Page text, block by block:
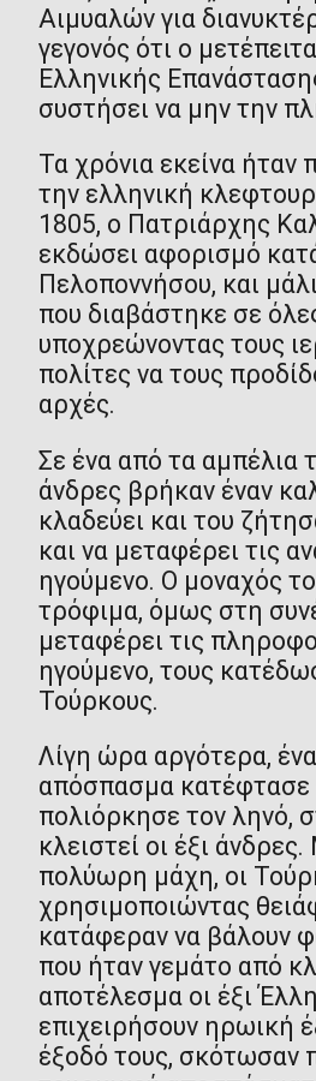
Αιμυαλών για
γεγονός ότι ο
Ελληνικής
συστήσει να μην την
Τα χρόνια εκείνα ήταν
την ελληνική
1805, ο Πατριάρχης
εκδώσει αφορισμό
Πελοποννήσου, και
που διαβάστηκε σε
υποχρεώνοντας τους
πολίτες να τους
αρχές.
Σε ένα από τα αμπέλια
άνδρες βρήκαν έναν
κλαδεύει και του
και να μεταφέρει τις
ηγούμενο. Ο μοναχός
τρόφιμα, όμως στη
μεταφέρει τις
ηγούμενο, τους
Τούρκους.
Λίγη ώρα αργότερα,
απόσπασμα κατέφτασε
πολιόρκησε τον ληνό,
κλειστεί οι έξι
πολύωρη μάχη, οι
χρησιμοποιώντας
κατάφεραν να βάλουν
που ήταν γεμάτο από
αποτέλεσμα οι έξι
επιχειρήσουν ηρωική
έξοδό τους, σκότωσαν